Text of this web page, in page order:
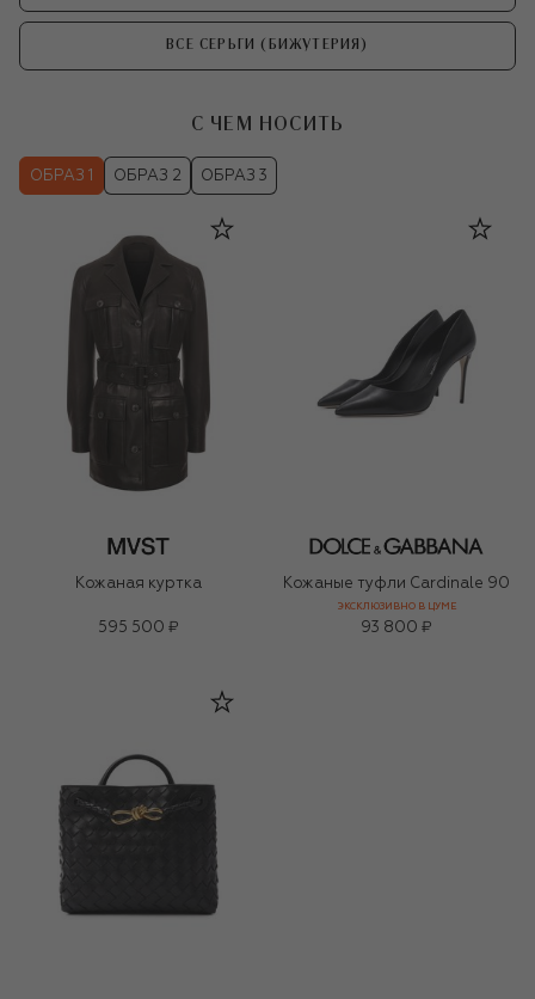
ВСЕ СЕРЬГИ (БИЖУТЕРИЯ)
С ЧЕМ НОСИТЬ
ОБРАЗ 1 ОБРАЗ 2 ОБРАЗ 3
Кожаная куртка
595 500 ₽
Кожаные туфли Cardinale 90
ЭКСКЛЮЗИВНО В ЦУМЕ
93 800 ₽